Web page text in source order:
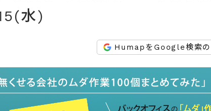
水)
HumapをGoogle検索の